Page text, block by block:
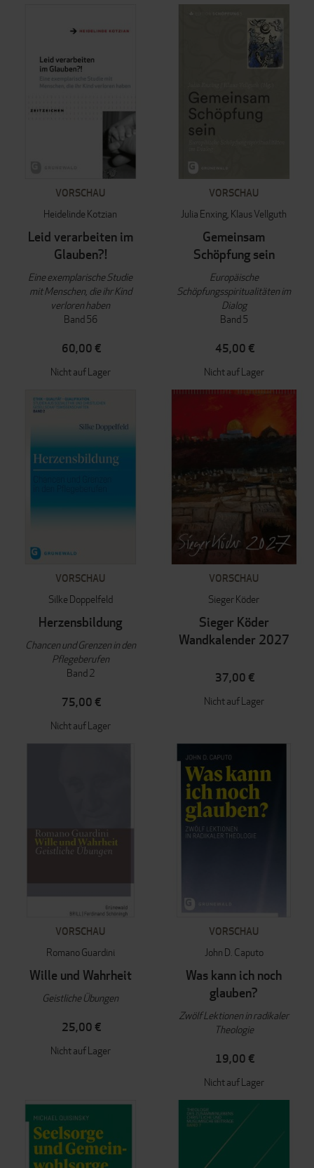
VORSCHAU
Heidelinde Kotzian
Leid verarbeiten im
Glauben?!
Eine exemplarische Studie
mit Menschen, die ihr Kind
verloren haben
Band 56
60,00 €
Nicht auf Lager
VORSCHAU
Julia Enxing Klaus Vellguth
Gemeinsam
Schöpfung sein
Europäische
Schöpfungsspiritualitäten im
Dialog
Band 5
45,00 €
Nicht auf Lager
VORSCHAU
Silke Doppelfeld
Herzensbildung
Chancen und Grenzen in den
Pflegeberufen
Band 2
75,00 €
Nicht auf Lager
VORSCHAU
Sieger Köder
Sieger Köder
Wandkalender 2027
37,00 €
Nicht auf Lager
VORSCHAU
Romano Guardini
Wille und Wahrheit
Geistliche Übungen
25,00 €
Nicht auf Lager
VORSCHAU
John D. Caputo
Was kann ich noch
glauben?
Zwölf Lektionen in radikaler
Theologie
19,00 €
Nicht auf Lager